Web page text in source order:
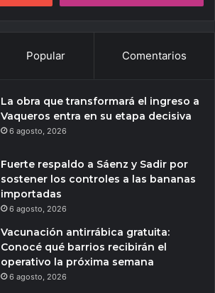
Popular Comentarios
La obra que transformará el ingreso a
Vaqueros entra en su etapa decisiva
6 agosto, 2026
Fuerte respaldo a Sáenz y Sadir por
sostener los controles a las bananas
importadas
6 agosto, 2026
Vacunación antirrábica gratuita:
Conocé qué barrios recibirán el
operativo la próxima semana
6 agosto, 2026